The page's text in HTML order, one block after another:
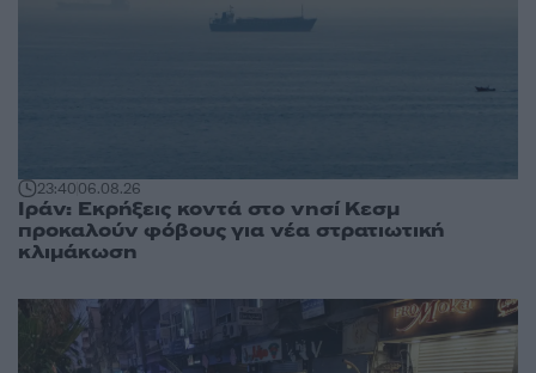
23:4006.08.26
Ιράν: Εκρήξεις κοντά στο νησί Κεσμ
προκαλούν φόβους για νέα στρατιωτική
κλιμάκωση